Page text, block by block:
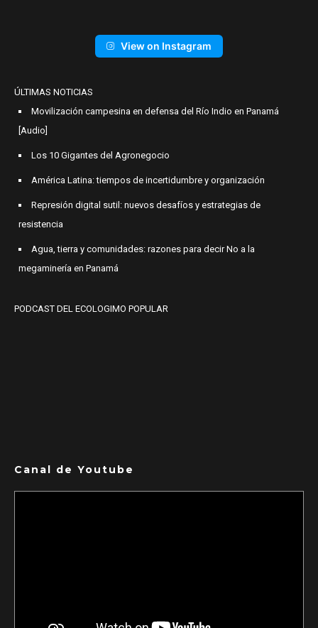
View on Instagram
ÚLTIMAS NOTICIAS
Movilización campesina en defensa del Río Indio en Panamá
[Audio]
Los 10 Gigantes del Agronegocio
América Latina: tiempos de incertidumbre y organización
Represión digital sutil: nuevos desafíos y estrategias de
resistencia
Agua, tierra y comunidades: razones para decir No a la
megaminería en Panamá
PODCAST DEL ECOLOGIMO POPULAR
Canal de Youtube